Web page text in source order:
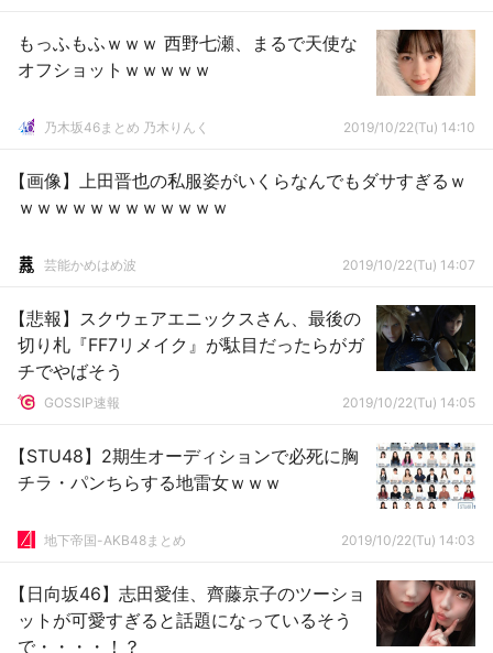
もっふもふｗｗｗ 西野七瀬、まるで天使な
オフショットｗｗｗｗｗ
乃木坂46まとめ 乃木りんく 2019/10/22(Tu) 14:10
【画像】上田晋也の私服姿がいくらなんでもダサすぎるｗ
ｗｗｗｗｗｗｗｗｗｗｗｗ
芸能かめはめ波 2019/10/22(Tu) 14:07
【悲報】スクウェアエニックスさん、最後の
切り札『FF7リメイク』が駄目だったらがガ
チでやばそう
GOSSIP速報 2019/10/22(Tu) 14:05
【STU48】2期生オーディションで必死に胸
チラ・パンちらする地雷女ｗｗｗ
地下帝国-AKB48まとめ 2019/10/22(Tu) 14:03
【日向坂46】志田愛佳、齊藤京子のツーショ
ットが可愛すぎると話題になっているそう
で・・・・！？